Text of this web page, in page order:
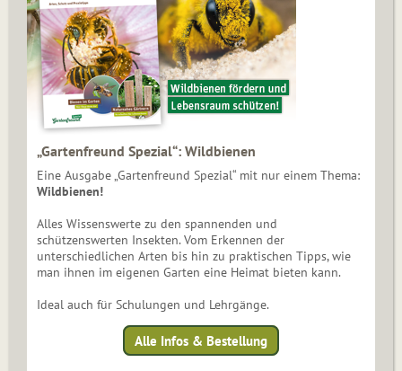
„Gartenfreund Spezial“: Wildbienen
Eine Ausgabe „Gartenfreund Spezial“ mit nur einem Thema:
Wildbienen!
Alles Wissenswerte zu den spannenden und
schützenswerten Insekten. Vom Erkennen der
unterschiedlichen Arten bis hin zu praktischen Tipps, wie
man ihnen im eigenen Garten eine Heimat bieten kann.
Ideal auch für Schulungen und Lehrgänge.
Alle Infos & Bestellung